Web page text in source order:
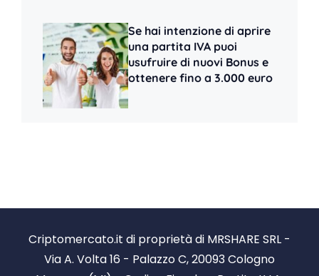
Se hai intenzione di aprire
una partita IVA puoi
usufruire di nuovi Bonus e
ottenere fino a 3.000 euro
Criptomercato.it di proprietà di MRSHARE SRL -
Via A. Volta 16 - Palazzo C, 20093 Cologno